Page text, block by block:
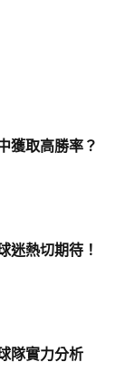
獲取高勝率？
迷熱切期待！
隊實力分析